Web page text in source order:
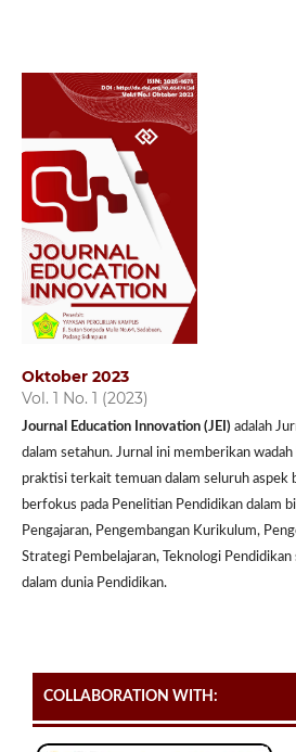
Oktober 2023
Vol. 1 No. 1 (2023)
Journal Education Innovation (JEI) adalah
dalam setahun. Jurnal ini memberikan
praktisi terkait temuan dalam seluruh aspek
berfokus pada Penelitian Pendidikan dalam
Pengajaran, Pengembangan Kurikulum,
Strategi Pembelajaran, Teknologi
dalam dunia Pendidikan.
COLLABORATION WITH: